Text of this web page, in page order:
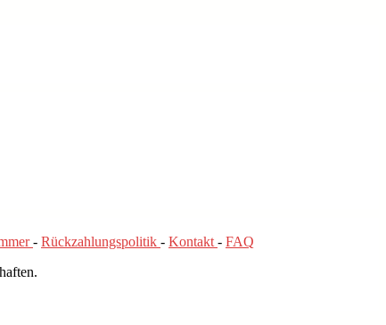
- Rückzahlungspolitik - Kontakt - FAQ